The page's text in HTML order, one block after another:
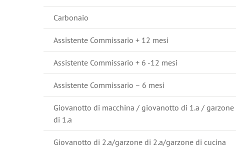
Carbonaio
Assistente Commissario + 12 mesi
Assistente Commissario + 6 -12 mesi
Assistente Commissario – 6 mesi
Giovanotto di macchina / giovanotto di 1.a / garzone
di 1.a
Giovanotto di 2.a/garzone di 2.a/garzone di cucina